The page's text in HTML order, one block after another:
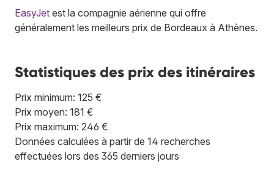
EasyJet est la compagnie aérienne qui offre
généralement les meilleurs prix de Bordeaux à Athènes.
Statistiques des prix des itinéraires
Prix minimum: 125 €
Prix moyen: 181 €
Prix maximum: 246 €
Données calculées à partir de 14 recherches
effectuées lors des 365 derniers jours